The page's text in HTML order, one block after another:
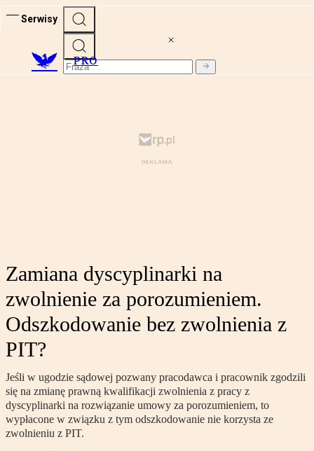
Serwisy
PRO
Zamiana dyscyplinarki na
zwolnienie za porozumieniem.
Odszkodowanie bez zwolnienia z
PIT?
Jeśli w ugodzie sądowej pozwany pracodawca i pracownik zgodzili
się na zmianę prawną kwalifikacji zwolnienia z pracy z
dyscyplinarki na rozwiązanie umowy za porozumieniem, to
wypłacone w związku z tym odszkodowanie nie korzysta ze
zwolnieniu z PIT.